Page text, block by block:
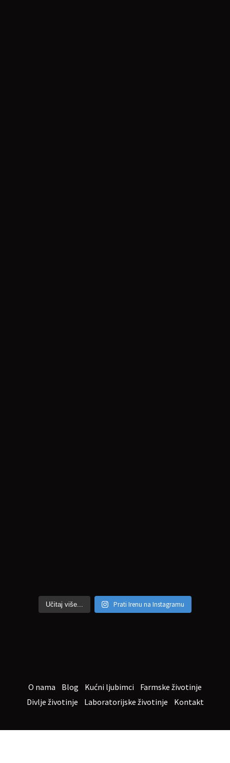
Učitaj više... Prati Irenu na Instagramu
O nama Blog Kućni ljubimci
Farmske životinje
Divlje životinje
Laboratorijske životinje Kontakt